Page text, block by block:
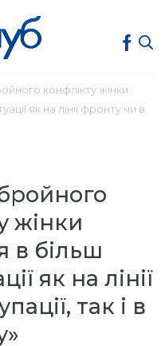
конфлікту жінки
як на лінії фронту чи в
жінки
в більш
як на лінії
так і в